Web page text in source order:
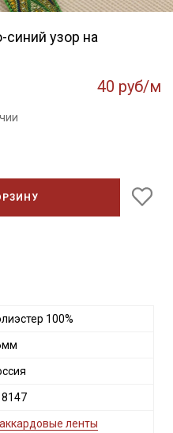
узор на
40 руб/м
100%
ленты